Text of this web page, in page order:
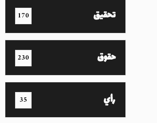
تحقيق 170
حقوق 230
رأي 35